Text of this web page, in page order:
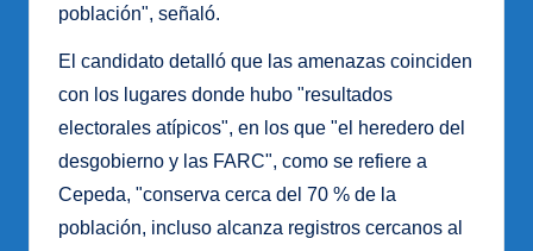
población", señaló.
El candidato detalló que las amenazas coinciden
con los lugares donde hubo "resultados
electorales atípicos", en los que "el heredero del
desgobierno y las FARC", como se refiere a
Cepeda, "conserva cerca del 70 % de la
población, incluso alcanza registros cercanos al